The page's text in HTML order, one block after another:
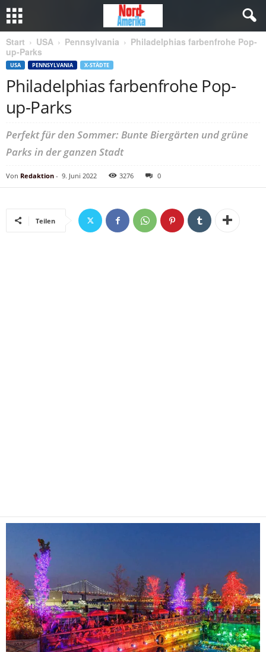
Start USA Pennsylvania
Philadelphias farbenfrohe Pop-
up-Parks
USA PENNSYLVANIA X-STÄDTE
Philadelphias farbenfrohe Pop-
up-Parks
Perfekt für den Sommer: Bunte Biergärten und grüne
Parks in der ganzen Stadt
Von Redaktion - 9. Juni 2022 3276 0
Teilen